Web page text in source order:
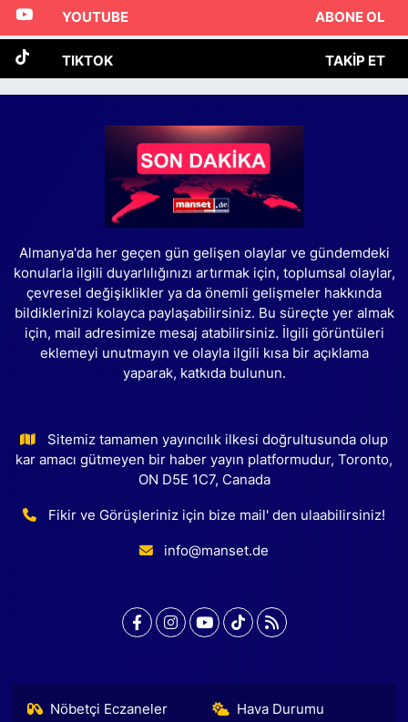
YOUTUBE ABONE OL
TIKTOK TAKIP ET
Almanya'da her geçen gün gelişen olaylar ve gündemdeki
konularla ilgili duyarlılığınızı artırmak için, toplumsal olaylar,
çevresel değişiklikler ya da önemli gelişmeler hakkında
bildiklerinizi kolayca paylaşabilirsiniz. Bu süreçte yer almak
için, mail adresimize mesaj atabilirsiniz. İlgili görüntüleri
eklemeyi unutmayın ve olayla ilgili kısa bir açıklama
yaparak, katkıda bulunun.
Sitemiz tamamen yayıncılık ilkesi doğrultusunda olup
kar amacı gütmeyen bir haber yayın platformudur, Toronto,
ON D5E 1C7, Canada
Fikir ve Görüşleriniz için bize mail' den ulaabilirsiniz!
info@manset.de
Nöbetçi Eczaneler Hava Durumu